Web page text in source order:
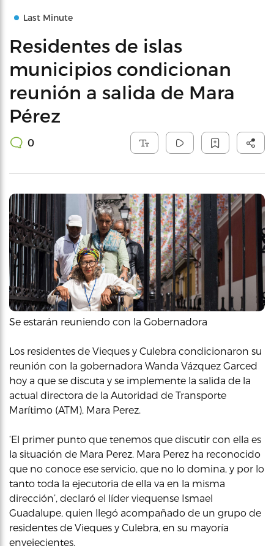
Last Minute
Residentes de islas
municipios condicionan
reunión a salida de Mara
Pérez
0
Se estarán reuniendo con la Gobernadora
Los residentes de Vieques y Culebra condicionaron su
reunión con la gobernadora Wanda Vázquez Garced
hoy a que se discuta y se implemente la salida de la
actual directora de la Autoridad de Transporte
Marítimo (ATM), Mara Perez.
‘El primer punto que tenemos que discutir con ella es
la situación de Mara Perez. Mara Perez ha reconocido
que no conoce ese servicio, que no lo domina, y por lo
tanto toda la ejecutoria de ella va en la misma
dirección’, declaró el líder viequense Ismael
Guadalupe, quien llegó acompañado de un grupo de
residentes de Vieques y Culebra, en su mayoría
envejecientes.